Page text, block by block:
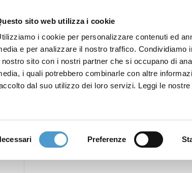
sito web utilizza i cookie
i cookie per personalizzare contenuti ed
e per analizzare il nostro traffico.
nostro sito con i nostri partner che si occupano di
i quali potrebbero combinarle con altre
dal suo utilizzo dei loro servizi. Leggi le nostre
Preferenze